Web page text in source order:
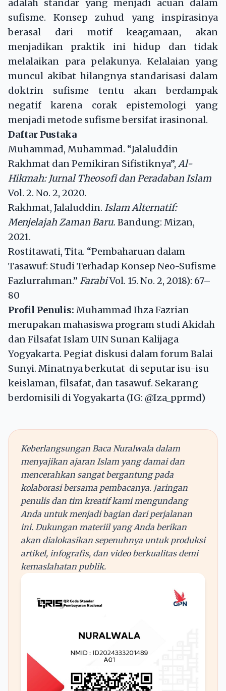
adalah standar yang menjadi acuan dalam
sufisme. Konsep zuhud yang inspirasinya
berasal dari motif keagamaan, akan
menjadikan praktik ini hidup dan tidak
melalaikan para pelakunya. Kelalaian yang
muncul akibat hilangnya standarisasi dalam
doktrin sufisme tentu akan berdampak
negatif karena corak epistemologi yang
menjadi metode sufisme bersifat irasinonal.
Daftar Pustaka
Muhammad, Muhammad. “Jalaluddin
Rakhmat dan Pemikiran Sifistiknya”, Al-
Hikmah: Jurnal Theosofi dan Peradaban Islam
Vol. 2. No. 2, 2020.
Rakhmat, Jalaluddin. Islam Alternatif:
Menjelajah Zaman Baru. Bandung: Mizan,
2021.
Rostitawati, Tita. “Pembaharuan dalam
Tasawuf: Studi Terhadap Konsep Neo-Sufisme
Fazlurrahman.” FarabiVol. 15. No. 2, 2018): 67–
80
Profil Penulis: Muhammad Ihza Fazrian
merupakan mahasiswa program studi Akidah
dan Filsafat Islam UIN Sunan Kalijaga
Yogyakarta. Pegiat diskusi dalam forum Balai
Sunyi. Minatnya berkutat di seputar isu-isu
keislaman, filsafat, dan tasawuf. Sekarang
berdomisili di Yogyakarta (IG: @Iza_pprmd)
Keberlangsungan Baca Nuralwala dalam
menyajikan ajaran Islam yang damai dan
mencerahkan sangat bergantung pada
kolaborasi bersama pembacanya. Jaringan
penulis dan tim kreatif kami mengundang
Anda untuk menjadi bagian dari perjalanan
ini. Dukungan materiil yang Anda berikan
akan dialokasikan sepenuhnya untuk produksi
artikel, infografis, dan video berkualitas demi
kemaslahatan publik.